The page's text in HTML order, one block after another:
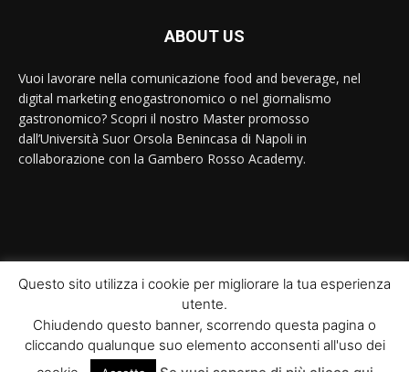
ABOUT US
Vuoi lavorare nella comunicazione food and beverage, nel
digital marketing enogastronomico o nel giornalismo
gastronomico? Scopri il nostro Master promosso
dall’Università Suor Orsola Benincasa di Napoli in
collaborazione con la Gambero Rosso Academy.
© Newspaper WordPress Theme by TagDiv
Il Master Moduli didattici
Questo sito utilizza i cookie per migliorare la tua esperienza
utente.
Chiudendo questo banner, scorrendo questa pagina o
cliccando qualunque suo elemento acconsenti all'uso dei